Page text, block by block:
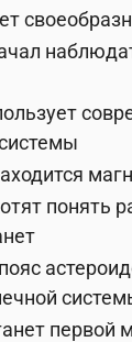
понять
первой